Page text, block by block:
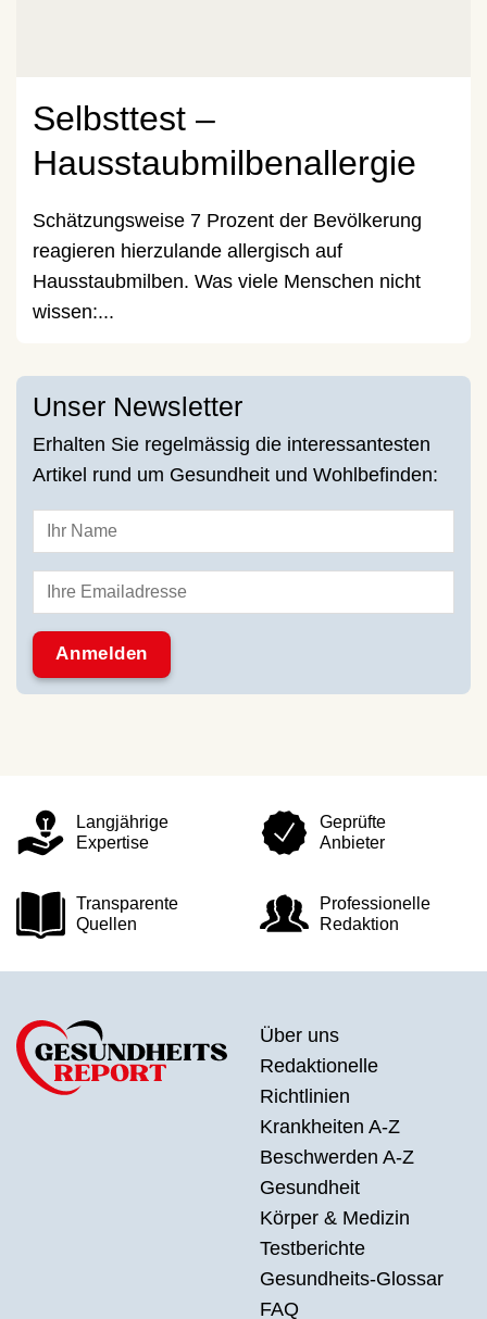
Selbsttest –
Hausstaubmilbenallergie
Schätzungsweise 7 Prozent der Bevölkerung
reagieren hierzulande allergisch auf
Hausstaubmilben. Was viele Menschen nicht
wissen:...
Unser Newsletter
Erhalten Sie regelmässig die interessantesten
Artikel rund um Gesundheit und Wohlbefinden:
Langjährige
Expertise
Geprüfte
Anbieter
Transparente
Quellen
Professionelle
Redaktion
Über uns
Redaktionelle
Richtlinien
Krankheiten A-Z
Beschwerden A-Z
Gesundheit
Körper & Medizin
Testberichte
Gesundheits-Glossar
FAQ